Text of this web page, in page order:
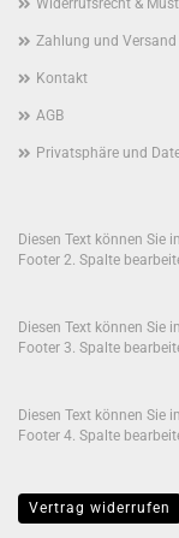
Widerrufsrecht &
Zahlung und Versand
Kontakt
AGB
Privatsphäre und
Diesen Text können Sie
Footer 2. Spalte
Diesen Text können Sie
Footer 3. Spalte
Diesen Text können Sie
Footer 4. Spalte
Vertrag widerrufen